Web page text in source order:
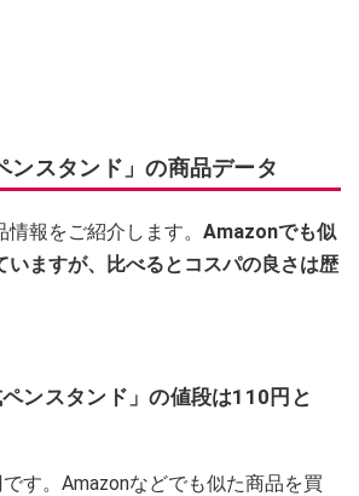
ンスタンド」の商品データ
報をご紹介します。 Amazonでも似
いますが、比べるとコスパの良さは歴
ンスタンド」の値段は110円と
す。Amazonなどでも似た商品を買